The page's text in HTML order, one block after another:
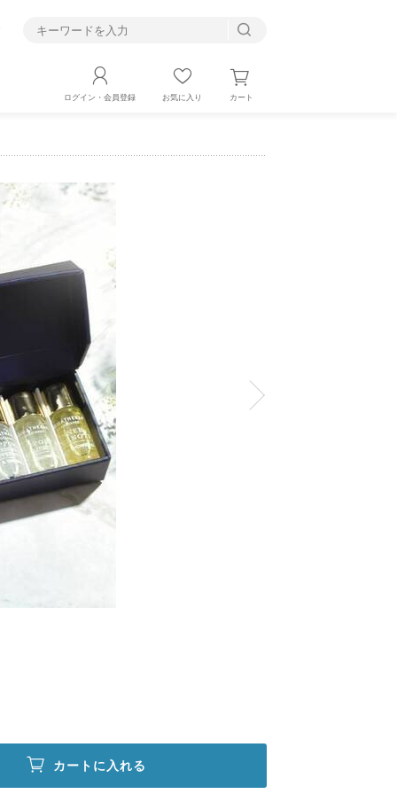
ログイン・会員登録 お気に入り カート
カートに入れる